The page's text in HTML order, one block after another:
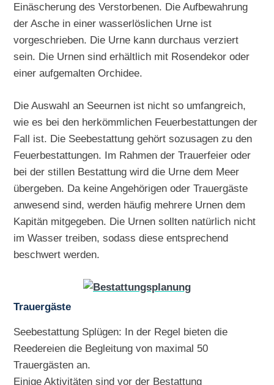
Einäscherung des Verstorbenen. Die Aufbewahrung
der Asche in einer wasserlöslichen Urne ist
vorgeschrieben. Die Urne kann durchaus verziert
sein. Die Urnen sind erhältlich mit Rosendekor oder
einer aufgemalten Orchidee.
Die Auswahl an Seeurnen ist nicht so umfangreich,
wie es bei den herkömmlichen Feuerbestattungen der
Fall ist. Die Seebestattung gehört sozusagen zu den
Feuerbestattungen. Im Rahmen der Trauerfeier oder
bei der stillen Bestattung wird die Urne dem Meer
übergeben. Da keine Angehörigen oder Trauergäste
anwesend sind, werden häufig mehrere Urnen dem
Kapitän mitgegeben. Die Urnen sollten natürlich nicht
im Wasser treiben, sodass diese entsprechend
beschwert werden.
Trauergäste
Seebestattung Splügen: In der Regel bieten die
Reedereien die Begleitung von maximal 50
Trauergästen an.
Einige Aktivitäten sind vor der Bestattung